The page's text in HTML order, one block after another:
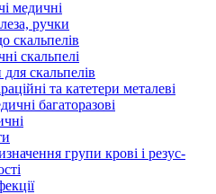
медичні
ручки
скальпелів
скальпелі
скальпелів
та катетери металеві
багаторазові
групи крові і резус-